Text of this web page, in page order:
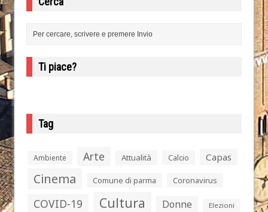
Ti piace?
Tag
Ambiente Arte Attualità Calcio Capas
Cinema Comune di parma Coronavirus
COVID-19 Cultura Donne Elezioni